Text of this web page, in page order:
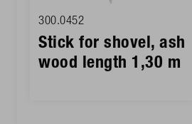
300.0452
Stick for shovel, ash
wood length 1,30 m